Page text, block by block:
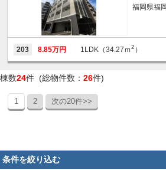
福岡県福
203 8.85万円 1LDK（34.27ｍ2 ）
棟数24件 (総物件数： 26件)
1 2 次の20件>>
条件を絞り込む